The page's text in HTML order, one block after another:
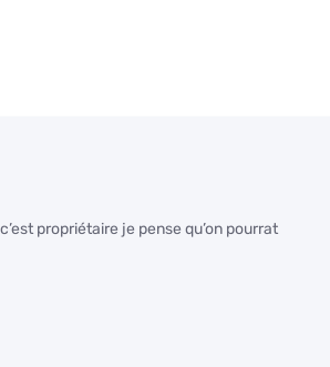
propriétaire je pense qu’on pourrat